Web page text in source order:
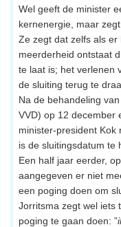
Wel geeft de minister
kernenergie, maar zegt
Ze zegt dat zelfs als
meerderheid ontstaat
te laat is; het verlenen
de sluiting terug te
Na de behandeling
VVD) op 12 december
minister-president Kok
is de sluitingsdatum te
Een half jaar eerder,
aangegeven er niet
een poging doen om
Jorritsma zegt wel iets
poging te gaan doen: ”